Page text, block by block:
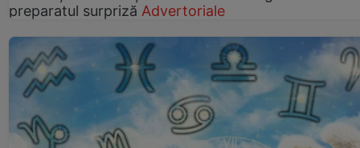
preparatul surpriză Advertoriale